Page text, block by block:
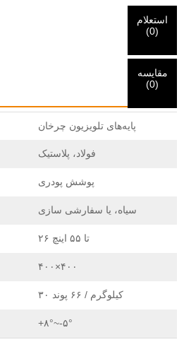
پایه‌های تلویزیون چرخان
فولاد، پلاستیک
پوشش پودری
سیاه، یا سفارشی سازی
۲۶ تا ۵۵ اینچ
۴۰۰×۴۰۰
۳۰ کیلوگرم / ۶۶ پوند
+۸°~-۵°
است.
برگرد ارسال
ما درخواست شما را دریافتاستعلام
(0)
مقایسه
(0)